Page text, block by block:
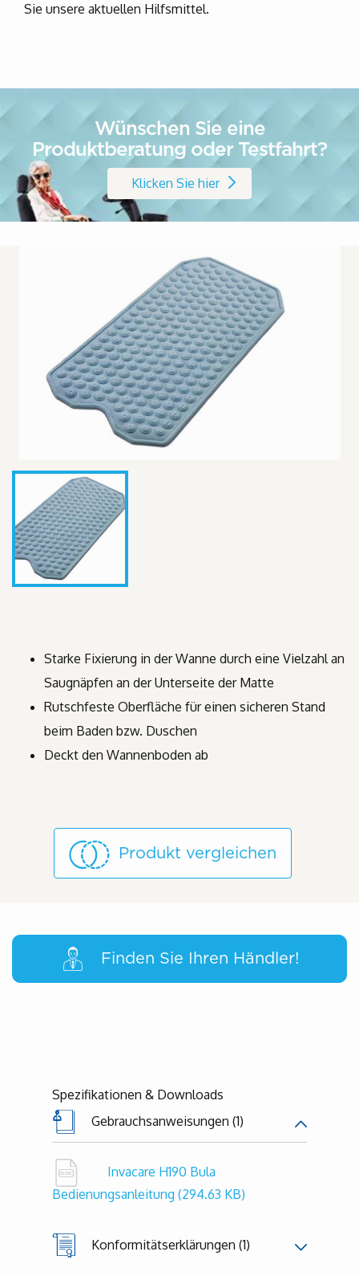
Sie unsere aktuellen Hilfsmittel.
Wünschen Sie eine
Produktberatung oder Testfahrt?
Klicken Sie hier
Starke Fixierung in der Wanne durch eine Vielzahl an
Saugnäpfen an der Unterseite der Matte
Rutschfeste Oberfläche für einen sicheren Stand
beim Baden bzw. Duschen
Deckt den Wannenboden ab
Produkt vergleichen
Finden Sie Ihren Händler!
Spezifikationen & Downloads
Gebrauchsanweisungen (1)
Invacare H190 Bula
Bedienungsanleitung (294.63 KB)
Konformitätserklärungen (1)